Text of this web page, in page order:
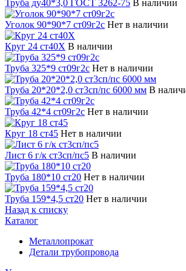
Труба ду40*3,0 ГОСТ 3262-75 В наличии
Уголок 90*90*7 ст09г2с Нет в наличии
Круг 24 ст40Х В наличии
Труба 325*9 ст09г2с Нет в наличии
Труба 20*20*2,0 ст3сп/пс 6000 мм В
Труба 42*4 ст09г2с Нет в наличии
Круг 18 ст45 Нет в наличии
Лист 6 г/к ст3сп/пс5 В наличии
Труба 180*10 ст20 Нет в наличии
Труба 159*4,5 ст20 Нет в наличии
Назад к списку
Каталог
Металлопрокат
Детали трубопровода